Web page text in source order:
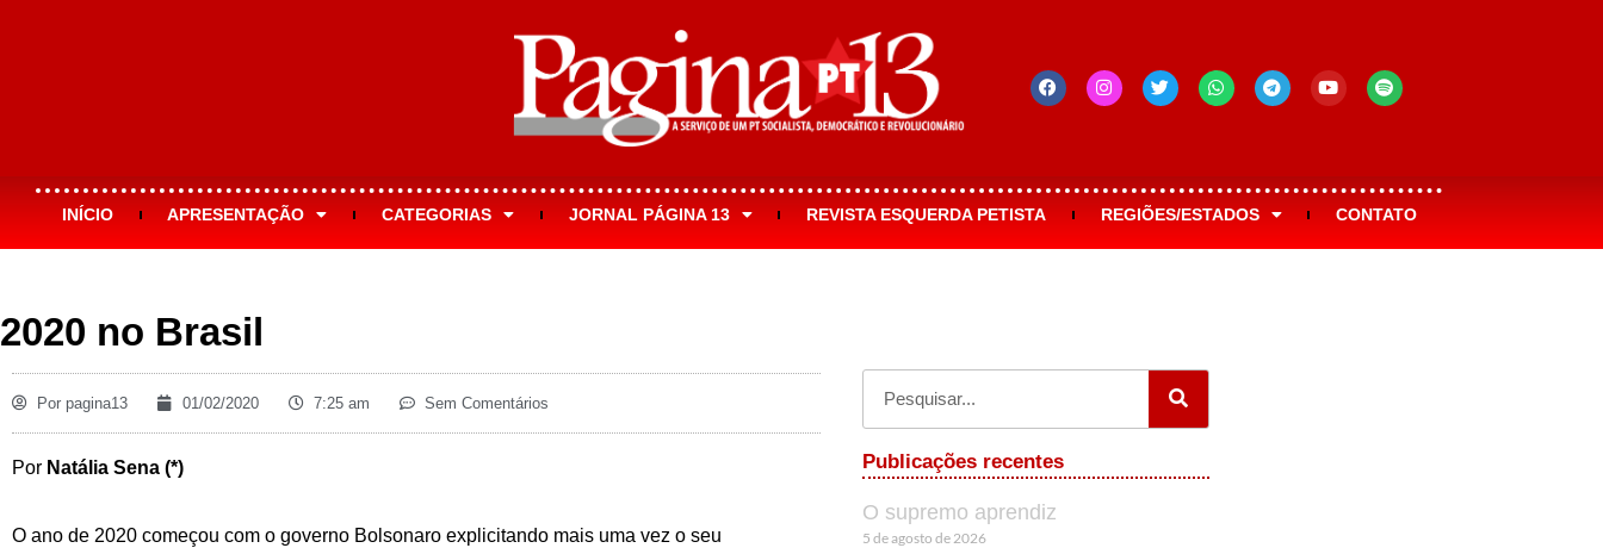
INÍCIO APRESENTAÇÃO CATEGORIAS JORNAL PÁGINA 13 REVISTA ESQUERDA PETISTA REGIÕES/ESTADOS CONTATO
2020 no Brasil
Por pagina13 01/02/2020 7:25 am Sem Comentários
Por Natália Sena (*)
O ano de 2020 começou com o governo Bolsonaro explicitando mais uma vez o seu
Publicações recentes
O supremo aprendiz
5 de agosto de 2026